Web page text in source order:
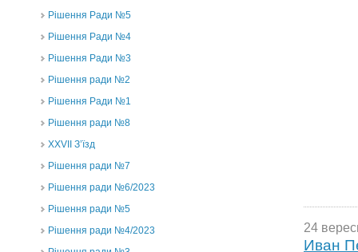
Рішення Ради №5
Рішення Ради №4
Рішення Ради №3
Рішення ради №2
Рішення Ради №1
Рішення ради №8
ХХVII З’їзд
Рішення ради №7
Рішення ради №6/2023
Рішення ради №5
Рішення ради №4/2023
24
Иван